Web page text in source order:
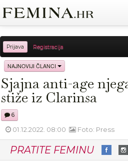
Prijava Registracija
Sreća
Moda Ljubav Relax
NAJNOVIJI ČLANCI
Sjajna anti-age
stiže iz Clarinsa
6
01.12.2022. 08:00 Foto: Press
PRATITE FEMINU